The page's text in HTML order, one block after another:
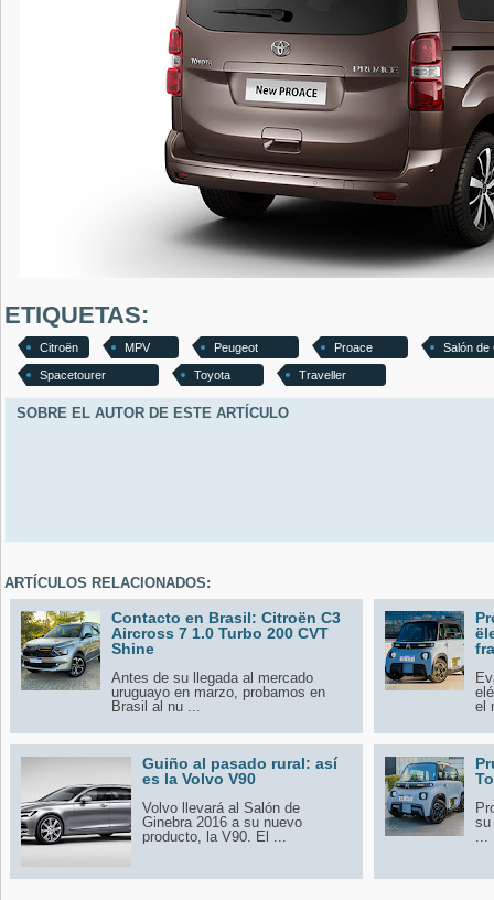
ETIQUETAS:
Citroën MPV Peugeot Proace Salón de
Spacetourer Toyota Traveller
SOBRE EL AUTOR DE ESTE ARTÍCULO
ARTÍCULOS RELACIONADOS:
Contacto en Brasil: Citroën C3
Aircross 7 1.0 Turbo 200 CVT
Shine
Antes de su llegada al mercado
uruguayo en marzo, probamos en
Brasil al nu ...
el
Guiño al pasado rural: así
es la Volvo V90
Volvo llevará al Salón de
Ginebra 2016 a su nuevo
producto, la V90. El ...
su